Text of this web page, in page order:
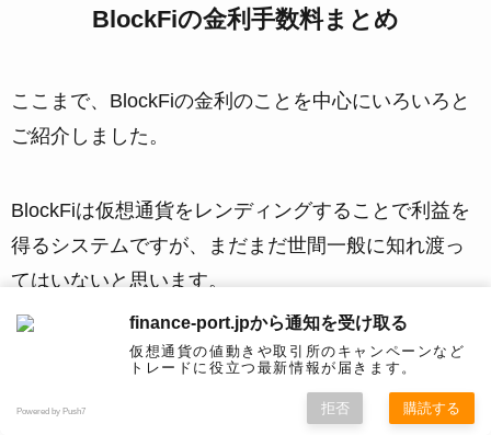
BlockFiの金利手数料まとめ
ここまで、BlockFiの金利のことを中心にいろいろと
ご紹介しました。
BlockFiは仮想通貨をレンディングすることで利益を
得るシステムですが、まだまだ世間一般に知れ渡っ
てはいないと思います。
また、情報漏洩の件などセキュリティー面で課題が
残っている面もあるため、今後の改善によって大き
く変わっていくのではないかと考えられます。
finance-port.jpから通知を受け取る
仮想通貨の値動きや取引所のキャンペーンなど
トレードに役立つ最新情報が届きます。
Powered by Push7 拒否 購読する